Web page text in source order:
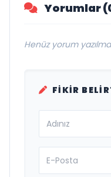
Yorumlar
Henüz yorum
FIKIR